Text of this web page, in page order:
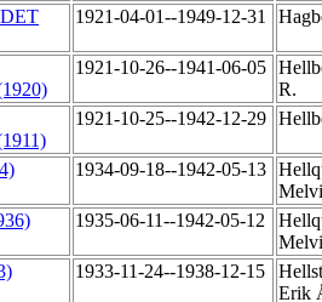
1921-04-01--1949-12-31
1921-10-26--1941-06-05
R.
1921-10-25--1942-12-29
1934-09-18--1942-05-13
1935-06-11--1942-05-12
1933-11-24--1938-12-15
Erik